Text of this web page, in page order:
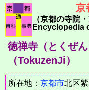
京
（京都の寺院
Encyclopedia
徳禅寺（とくぜん
（TokuzenJi）
所在地： 京都市北区